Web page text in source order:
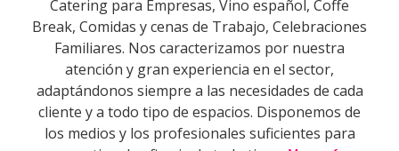
Catering para Empresas, Vino español, Coffe
Break, Comidas y cenas de Trabajo, Celebraciones
Familiares. Nos caracterizamos por nuestra
atención y gran experiencia en el sector,
adaptándonos siempre a las necesidades de cada
cliente y a todo tipo de espacios. Disponemos de
los medios y los profesionales suficientes para